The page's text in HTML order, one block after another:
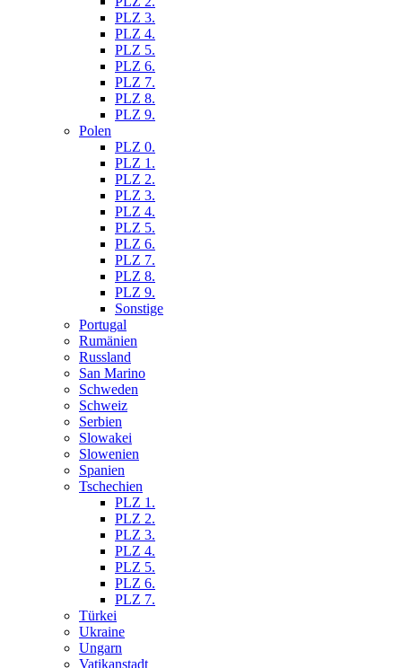
PLZ 3.
PLZ 4.
PLZ 5.
PLZ 6.
PLZ 7.
PLZ 8.
PLZ 9.
Polen
PLZ 0.
PLZ 1.
PLZ 2.
PLZ 3.
PLZ 4.
PLZ 5.
PLZ 6.
PLZ 7.
PLZ 8.
PLZ 9.
Sonstige
Portugal
Rumänien
Russland
San Marino
Schweden
Schweiz
Serbien
Slowakei
Slowenien
Spanien
Tschechien
PLZ 1.
PLZ 2.
PLZ 3.
PLZ 4.
PLZ 5.
PLZ 6.
PLZ 7.
Türkei
Ukraine
Ungarn
Vatikanstadt